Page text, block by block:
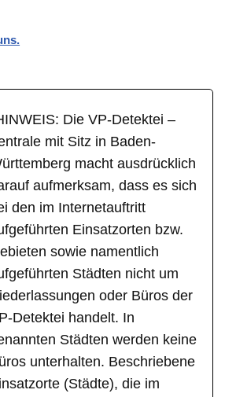
Die VP-Detektei –
mit Sitz in Baden-
macht ausdrücklich
aufmerksam, dass es sich
den im Internetauftritt
Einsatzorten bzw.
sowie namentlich
Städten nicht um
oder Büros der
Detektei handelt. In
Städten werden keine
unterhalten. Beschriebene
(Städte), die im